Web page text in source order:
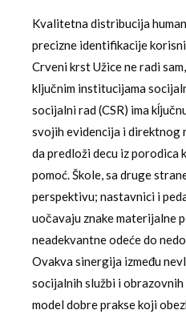
Kvalitetna distribucija
precizne identifikacije
Crveni krst Užice ne radi
ključnim institucijama
socijalni rad (CSR) ima
svojih evidencija i direktnog
da predloži decu iz porodica
pomoć. Škole, sa druge
perspektivu; nastavnici i
uočavaju znake materijalne
neadekvantne odeće do
Ovakva sinergija između
socijalnih službi i
model dobre prakse koji